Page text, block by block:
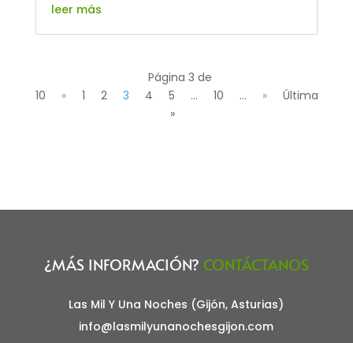
leer más
Página 3 de
10
« 1 2 3 4 5 ... 10 ... »
Última
»
¿MÁS INFORMACIÓN? CONTÁCTANOS
Las Mil Y Una Noches (Gijón, Asturias)
info@lasmilyunanochesgijon.com